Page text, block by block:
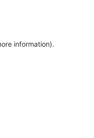
information).